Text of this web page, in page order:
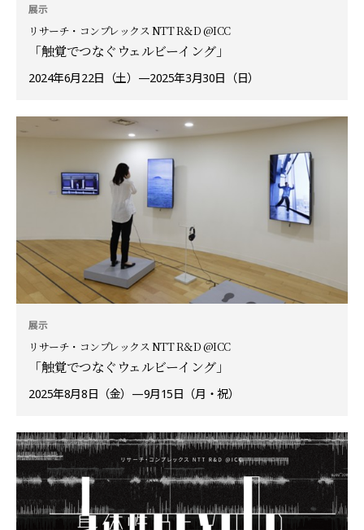
展示
リサーチ・コンプレックス NTT R＆D @ICC
「触覚でつなぐウェルビーイング」
2024年6月22日（土）—2025年3月30日（日）
展示
リサーチ・コンプレックス NTT R＆D @ICC
「触覚でつなぐウェルビーイング」
2025年8月8日（金）—9月15日（月・祝）